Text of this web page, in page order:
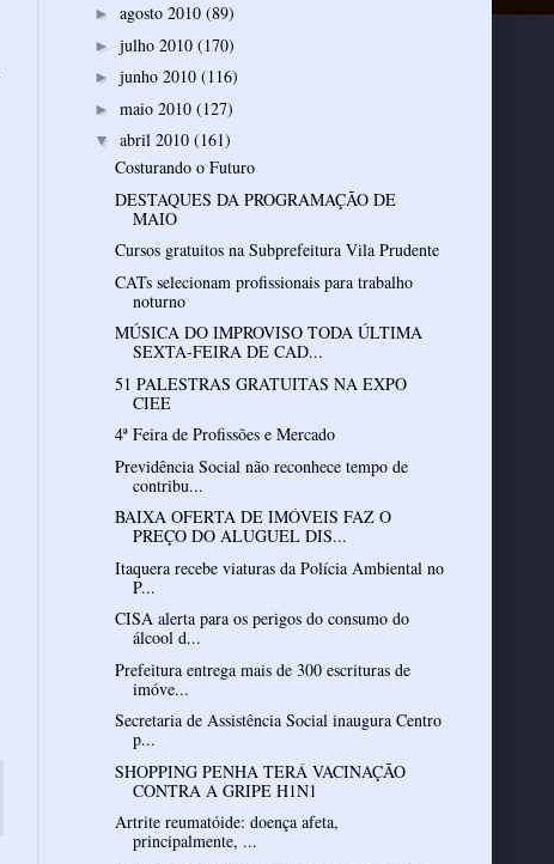
► agosto 2010 (89)
► julho 2010 (170)
► junho 2010 (116)
► maio 2010 (127)
▼ abril 2010 (161)
Costurando o Futuro
DESTAQUES DA PROGRAMAÇÃO DE
MAIO
Cursos gratuitos na Subprefeitura Vila Prudente
CATs selecionam profissionais para trabalho
noturno
MÚSICA DO IMPROVISO TODA ÚLTIMA
SEXTA-FEIRA DE CAD...
51 PALESTRAS GRATUITAS NA EXPO
CIEE
4ª Feira de Profissões e Mercado
Previdência Social não reconhece tempo de
contribu...
BAIXA OFERTA DE IMÓVEIS FAZ O
PREÇO DO ALUGUEL DIS...
Itaquera recebe viaturas da Polícia Ambiental no
P...
CISA alerta para os perigos do consumo do
álcool d...
Prefeitura entrega mais de 300 escrituras de
imóve...
Secretaria de Assistência Social inaugura Centro
p...
SHOPPING PENHA TERÁ VACINAÇÃO
CONTRA A GRIPE H1N1
Artrite reumatóide: doença afeta,
principalmente, ...